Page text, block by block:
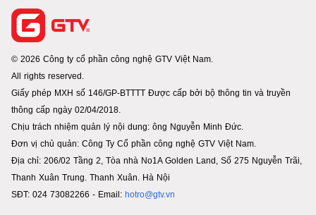
© 2026 Công ty cổ phần công nghệ GTV Việt Nam.
All rights reserved.
Giấy phép MXH số 146/GP-BTTTT Được cấp bởi bộ thông tin và truyền
thông cấp ngày 02/04/2018.
Chịu trách nhiệm quản lý nội dung: ông Nguyễn Minh Đức.
Đơn vị chủ quản: Công Ty Cổ phần công nghệ GTV Việt Nam.
Địa chỉ: 206/02 Tầng 2, Tòa nhà No1A Golden Land, Số 275 Nguyễn Trãi,
Thanh Xuân Trung. Thanh Xuân. Hà Nội
SĐT: 024 73082266 - Email: hotro@gtv.vn